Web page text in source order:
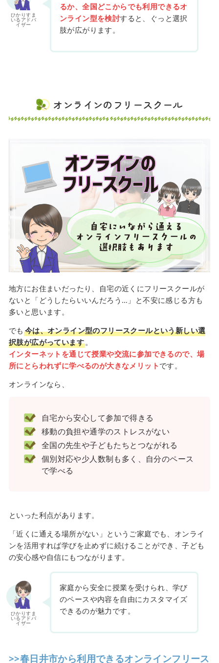
ひかりすま
いるアドバ
イザー
るか、全国どこからでも利用できるオ
ンライン型を検討すると、ぐっと選択
肢が広がります。
オンラインのフリースクール
地方にお住まいだったり、自宅の近くにフリースクールが
ないと「どうしたらいいんだろう…」と不安に感じる方も
多いと思います。
でも 今は、オンライン型のフリースクールという新しい選
択肢が広がっています。
インターネットを通じて授業や交流に参加できるので、場
所にとらわれずに学べるのが大きなメリット です。
オンラインなら、
自宅から安心して参加で得きる
移動の負担や通学のストレスがない
全国の先生や子どもたちとつながれる
個別対応や少人数制も多く、自分のペース
で学べる
といった利点があります。
「近くに通える場所がない」というご家庭でも、オンライ
ンを活用すれば学びを止めずに続けることができ、子ども
の安心感や自信にもつながります。
ひかりすま
いるアドバ
イザー
家庭から安全に授業を受けられ、学び
のペースや内容を自由にカスタマイズ
できるのが魅力です。
>>春日井市から利用できるオンラインフリース